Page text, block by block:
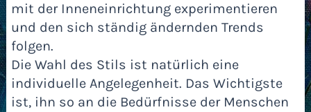
mit der Inneneinrichtung experimentieren
und den sich ständig ändernden Trends
folgen.
Die Wahl des Stils ist natürlich eine
individuelle Angelegenheit. Das Wichtigste
ist, ihn so an die Bedürfnisse der Menschen